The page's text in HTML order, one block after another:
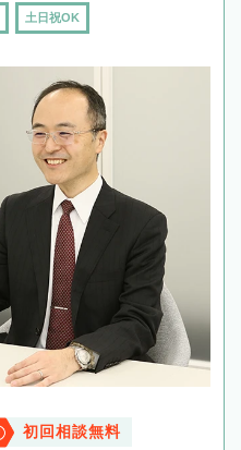
土日祝OK
初回相談無料